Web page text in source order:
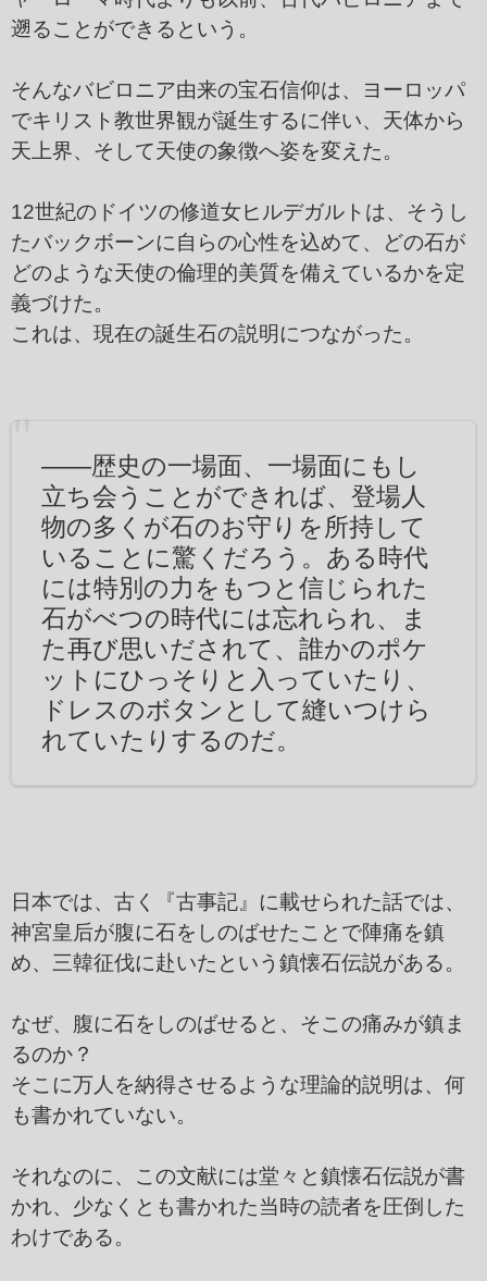
遡ることができるという。
そんなバビロニア由来の宝石信仰は、ヨーロッパ
でキリスト教世界観が誕生するに伴い、天体から
天上界、そして天使の象徴へ姿を変えた。
12世紀のドイツの修道女ヒルデガルトは、そうし
たバックボーンに自らの心性を込めて、どの石が
どのような天使の倫理的美質を備えているかを定
義づけた。
これは、現在の誕生石の説明につながった。
――歴史の一場面、一場面にもし
立ち会うことができれば、登場人
物の多くが石のお守りを所持して
いることに驚くだろう。ある時代
には特別の力をもつと信じられた
石がべつの時代には忘れられ、ま
た再び思いだされて、誰かのポケ
ットにひっそりと入っていたり、
ドレスのボタンとして縫いつけら
れていたりするのだ。
日本では、古く『古事記』に載せられた話では、
神宮皇后が腹に石をしのばせたことで陣痛を鎮
め、三韓征伐に赴いたという鎮懐石伝説がある。
なぜ、腹に石をしのばせると、そこの痛みが鎮ま
るのか？
そこに万人を納得させるような理論的説明は、何
も書かれていない。
それなのに、この文献には堂々と鎮懐石伝説が書
かれ、少なくとも書かれた当時の読者を圧倒した
わけである。